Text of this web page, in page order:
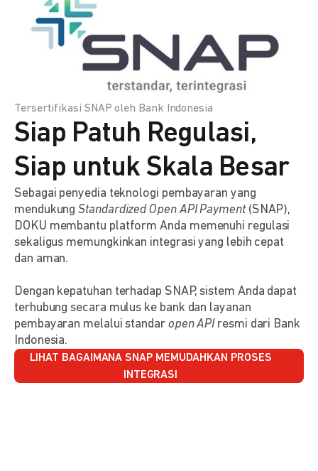
Tersertifikasi SNAP oleh Bank Indonesia
Siap Patuh Regulasi,
Siap untuk Skala Besar
Sebagai penyedia teknologi pembayaran yang
mendukungStandardized Open API Payment(SNAP),
DOKU membantu platform Anda memenuhi regulasi
sekaligus memungkinkan integrasi yang lebih cepat
dan aman.
Dengan kepatuhan terhadap SNAP, sistem Anda dapat
terhubung secara mulus ke bank dan layanan
pembayaran melalui standar open APIresmi dari Bank
Indonesia.
LIHAT BAGAIMANA SNAP MEMUDAHKAN PROSES
INTEGRASI